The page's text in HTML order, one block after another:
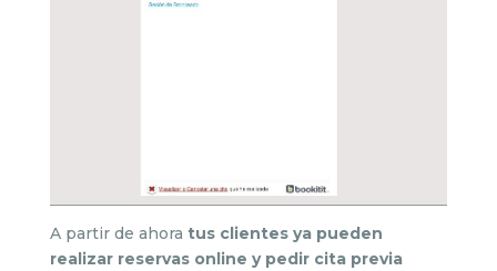
A partir de ahora tus clientes ya pueden
realizar reservas online y pedir cita previa